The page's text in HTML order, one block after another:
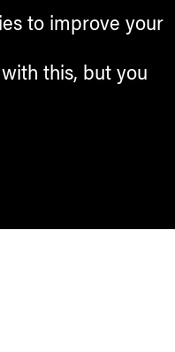
to improve your
this, but you